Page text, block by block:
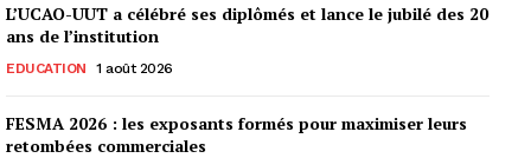
L’UCAO-UUT a célébré ses diplômés et lance le jubilé des 20
ans de l’institution
EDUCATION 1 août 2026
FESMA 2026 : les exposants formés pour maximiser leurs
retombées commerciales